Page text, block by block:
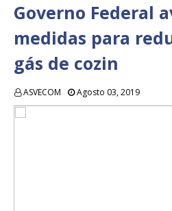
Governo Federal
medidas para
gás de cozin
ASVECOM Agosto 03, 2019